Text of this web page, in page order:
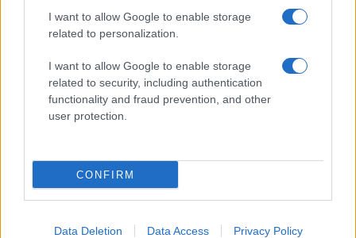
I want to allow Google to enable storage
related to personalization.
I want to allow Google to enable storage
related to security, including authentication
functionality and fraud prevention, and other
user protection.
CONFIRM
Data Deletion Data Access Privacy Policy
utolsó nagy frissítés